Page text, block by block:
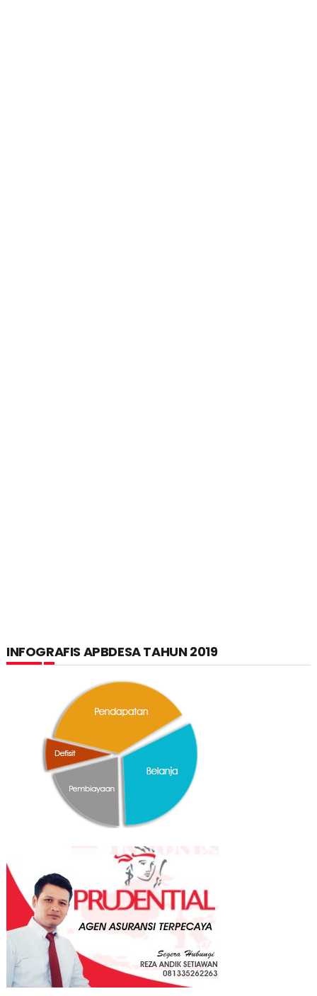
INFOGRAFIS APBDESA TAHUN 2019